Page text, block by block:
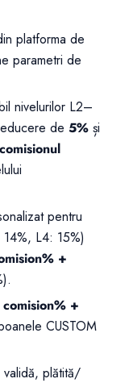
platforma de
parametri de
nivelurilor L2–
de 5% și
comisionul
pentru
L4: 15%)
+
comision% +
CUSTOM
validă, plătită/